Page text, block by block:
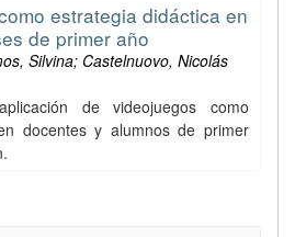
estrategia didáctica en
de primer año
Silvina; Castelnuovo, Nicolás
de videojuegos como
docentes y alumnos de primer